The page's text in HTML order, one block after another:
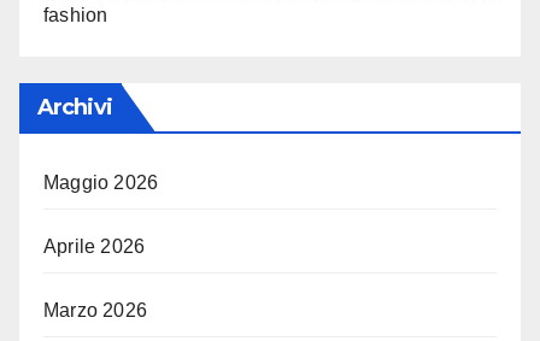
fashion
Archivi
Maggio 2026
Aprile 2026
Marzo 2026